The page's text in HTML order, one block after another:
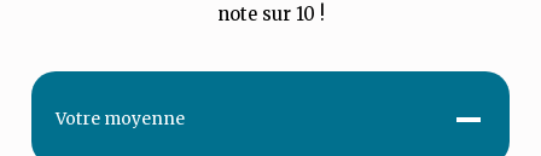
note sur 10 !
Votre moyenne -